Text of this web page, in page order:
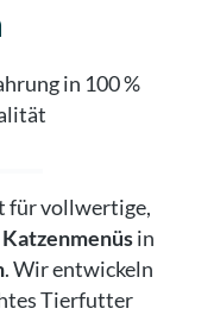
in 100 %
für vollwertige,
in
. Wir entwickeln
Tierfutter